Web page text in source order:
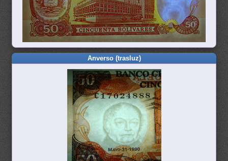
Anverso (trasluz)